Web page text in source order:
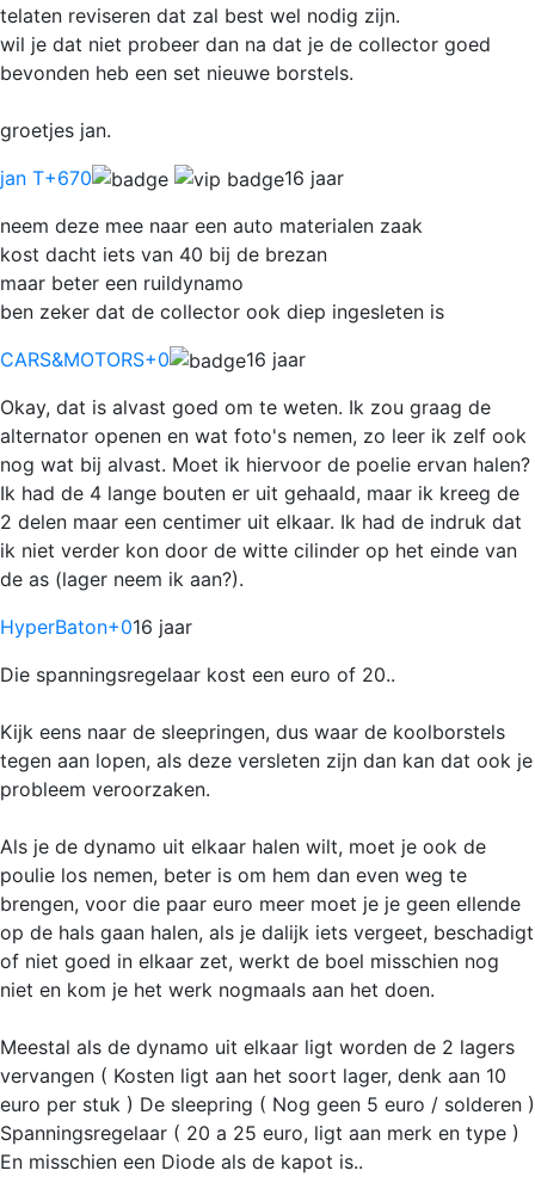
telaten reviseren dat zal best wel nodig zijn.
wil je dat niet probeer dan na dat je de collector goed
bevonden heb een set nieuwe borstels.
groetjes jan.
jan T+670
16 jaar
neem deze mee naar een auto materialen zaak
kost dacht iets van 40 bij de brezan
maar beter een ruildynamo
ben zeker dat de collector ook diep ingesleten is
CARS&MOTORS+0
16 jaar
Okay, dat is alvast goed om te weten. Ik zou graag de
alternator openen en wat foto's nemen, zo leer ik zelf ook
nog wat bij alvast. Moet ik hiervoor de poelie ervan halen?
Ik had de 4 lange bouten er uit gehaald, maar ik kreeg de
2 delen maar een centimer uit elkaar. Ik had de indruk dat
ik niet verder kon door de witte cilinder op het einde van
de as (lager neem ik aan?).
HyperBaton+016 jaar
Die spanningsregelaar kost een euro of 20..
Kijk eens naar de sleepringen, dus waar de koolborstels
tegen aan lopen, als deze versleten zijn dan kan dat ook je
probleem veroorzaken.
Als je de dynamo uit elkaar halen wilt, moet je ook de
poulie los nemen, beter is om hem dan even weg te
brengen, voor die paar euro meer moet je je geen ellende
op de hals gaan halen, als je dalijk iets vergeet, beschadigt
of niet goed in elkaar zet, werkt de boel misschien nog
niet en kom je het werk nogmaals aan het doen.
Meestal als de dynamo uit elkaar ligt worden de 2 lagers
vervangen ( Kosten ligt aan het soort lager, denk aan 10
euro per stuk ) De sleepring ( Nog geen 5 euro / solderen )
Spanningsregelaar ( 20 a 25 euro, ligt aan merk en type )
En misschien een Diode als de kapot is..